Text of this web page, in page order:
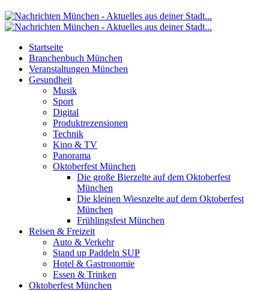
Startseite
Branchenbuch München
Veranstaltungen München
Gesundheit
Musik
Sport
Digital
Produktrezensionen
Technik
Kino & TV
Panorama
Oktoberfest München
Die große Bierzelte auf dem Oktoberfest
München
Die kleinen Wiesnzelte auf dem Oktoberfest
München
Frühlingsfest München
Reisen & Freizeit
Auto & Verkehr
Stand up Paddeln SUP
Hotel & Gastronomie
Essen & Trinken
Oktoberfest München